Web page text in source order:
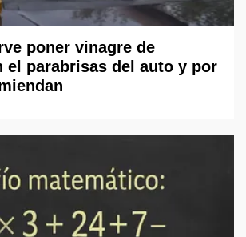
poner vinagre de
el parabrisas del auto y por